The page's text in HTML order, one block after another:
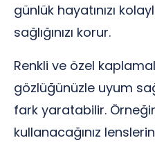
günlük hayatınızı
sağlığınızı korur.
Renkli ve özel
gözlüğünüzle uyum
fark yaratabilir.
kullanacağınız